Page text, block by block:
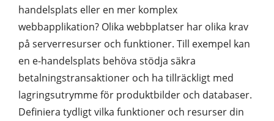
handelsplats eller en mer komplex
webbapplikation? Olika webbplatser har olika krav
på serverresurser och funktioner. Till exempel kan
en e-handelsplats behöva stödja säkra
betalningstransaktioner och ha tillräckligt med
lagringsutrymme för produktbilder och databaser.
Definiera tydligt vilka funktioner och resurser din